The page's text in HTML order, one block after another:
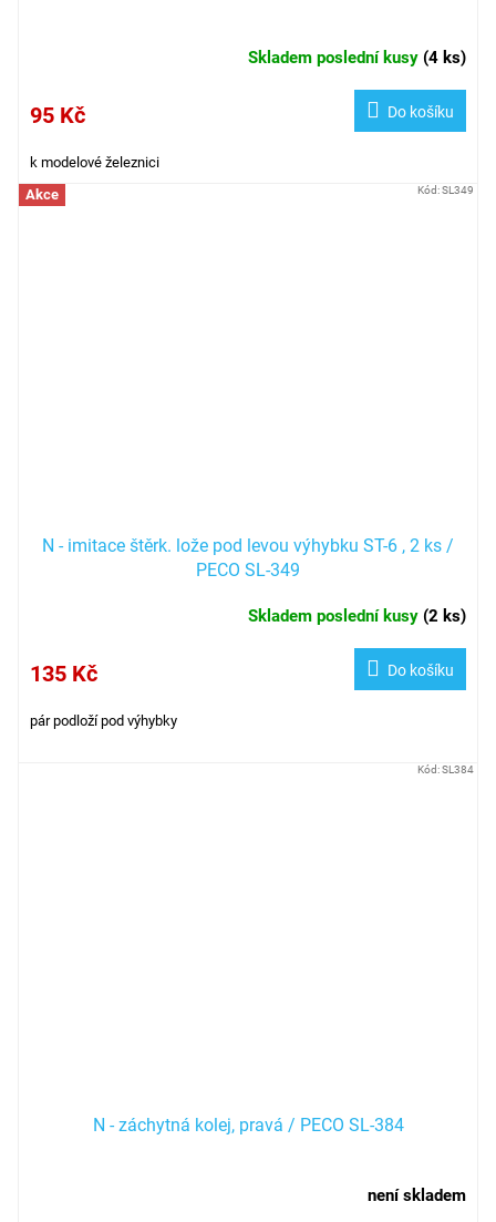
Skladem poslední kusy (4 ks)
95 Kč Do košíku
k modelové železnici
Akce
N - imitace štěrk. lože pod levou výhybku ST-6 , 2 ks /
PECO SL-349
Skladem poslední kusy (2 ks)
135 Kč Do košíku
pár podloží pod výhybky
Kód:SL349
N - záchytná kolej, pravá / PECO SL-384
není skladem
Kód:SL384